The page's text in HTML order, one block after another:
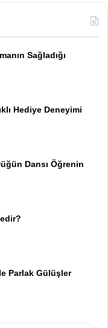
Sağladığı
Hediye Deneyimi
Dansı Öğrenin
Parlak Gülüşler